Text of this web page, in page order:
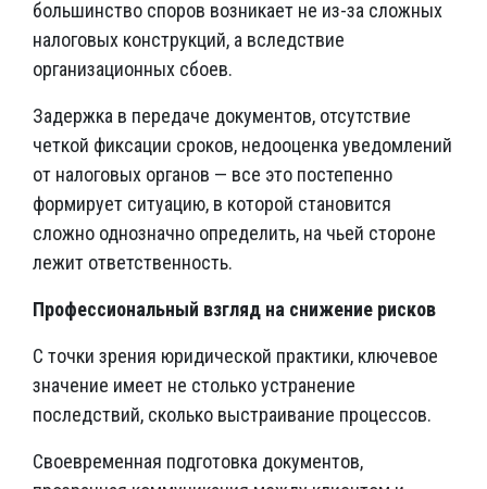
большинство споров возникает не из-за сложных
налоговых конструкций, а вследствие
организационных сбоев.
Задержка в передаче документов, отсутствие
четкой фиксации сроков, недооценка уведомлений
от налоговых органов — все это постепенно
формирует ситуацию, в которой становится
сложно однозначно определить, на чьей стороне
лежит ответственность.
Профессиональный взгляд на снижение рисков
С точки зрения юридической практики, ключевое
значение имеет не столько устранение
последствий, сколько выстраивание процессов.
Своевременная подготовка документов,